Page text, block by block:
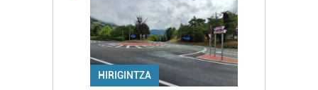
HIRIGINTZA